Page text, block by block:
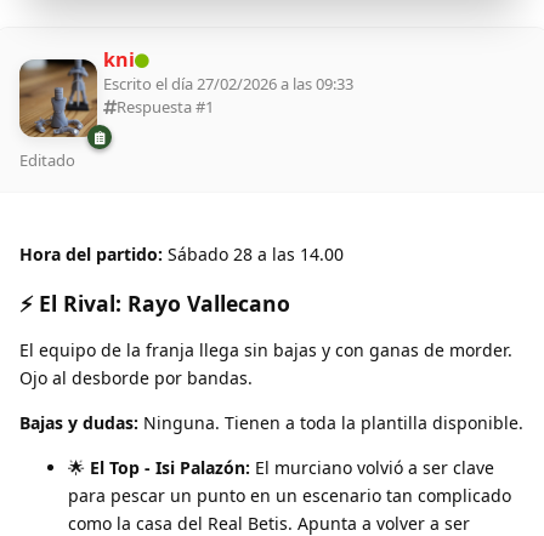
kni
Escrito el día 27/02/2026 a las 09:33
Respuesta #1
Editado
Hora del partido: Sábado 28 a las 14.00
⚡ El Rival: Rayo Vallecano
El equipo de la franja llega sin bajas y con ganas de morder.
Ojo al desborde por bandas.
Bajas y dudas: Ninguna. Tienen a toda la plantilla disponible.
🌟 El Top - Isi Palazón: El murciano volvió a ser clave
para pescar un punto en un escenario tan complicado
como la casa del Real Betis. Apunta a volver a ser